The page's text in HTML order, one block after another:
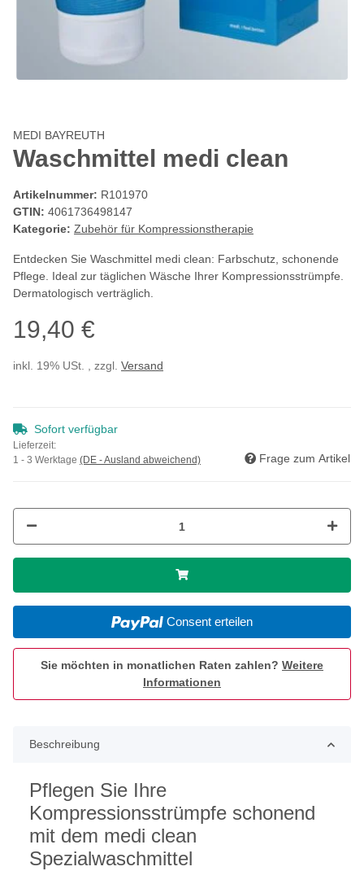
MEDI BAYREUTH
Waschmittel medi clean
Artikelnummer: R101970
GTIN: 4061736498147
Kategorie: Zubehör für Kompressionstherapie
Entdecken Sie Waschmittel medi clean: Farbschutz, schonende
Pflege. Ideal zur täglichen Wäsche Ihrer Kompressionsstrümpfe.
Dermatologisch verträglich.
19,40 €
inkl. 19% USt. , zzgl. Versand
Sofort verfügbar
Lieferzeit:
1 - 3 Werktage (DE - Ausland abweichend) Frage zum Artikel
Consent erteilen
Sie möchten in monatlichen Raten zahlen? Weitere
Informationen
Beschreibung
Pflegen Sie Ihre
Kompressionsstrümpfe schonend
mit dem medi clean
Spezialwaschmittel